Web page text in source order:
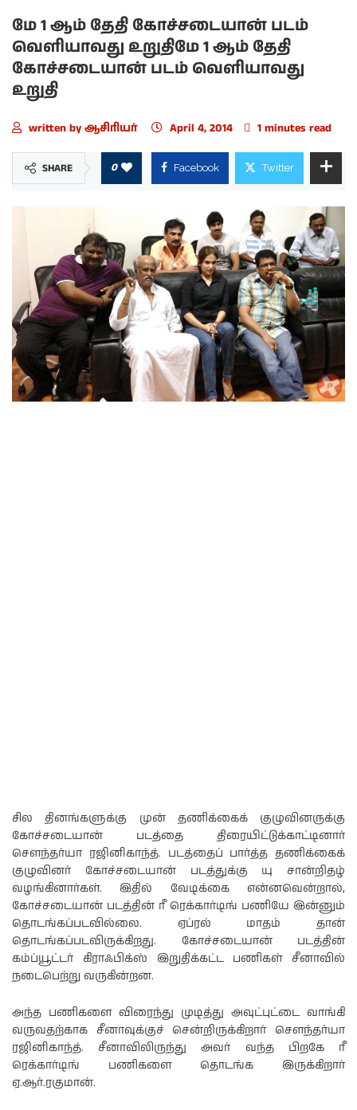
மே 1 ஆம் தேதி கோச்சடையான் படம்
வெளியாவது உறுதிமே 1 ஆம் தேதி
கோச்சடையான் படம் வெளியாவது
உறுதி
written by ஆசிரியர் April 4, 2014 1 minutes read
SHARE 0 Facebook Twitter
சில தினங்களுக்கு முன் தணிக்கைக் குழுவினருக்கு
கோச்சடையான் படத்தை திரையிட்டுக்காட்டினார்
சௌந்தர்யா ரஜினிகாந்த். படத்தைப் பார்த்த தணிக்கைக்
குழுவினர் கோச்சடையான் படத்துக்கு யு சான்றிதழ்
வழங்கினார்கள். இதில் வேடிக்கை என்னவென்றால்,
கோச்சடையான் படத்தின் ரீ ரெக்கார்டிங் பணியே இன்னும்
தொடங்கப்படவில்லை. ஏப்ரல் மாதம் தான்
தொடங்கப்படவிருக்கிறது. கோச்சடையான் படத்தின்
கம்ப்யூட்டர் கிராஃபிக்ஸ் இறுதிக்கட்ட பணிகள் சீனாவில்
நடைபெற்று வருகின்றன.
அந்த பணிகளை விரைந்து முடித்து அவுட்புட்டை வாங்கி
வருவதற்காக சீனாவுக்குச் சென்றிருக்கிறார் சௌந்தர்யா
ரஜினிகாந்த். சீனாவிலிருந்து அவர் வந்த பிறகே ரீ
ரெக்கார்டிங் பணிகளை தொடங்க இருக்கிறார்
ஏ.ஆர்.ரகுமான்.